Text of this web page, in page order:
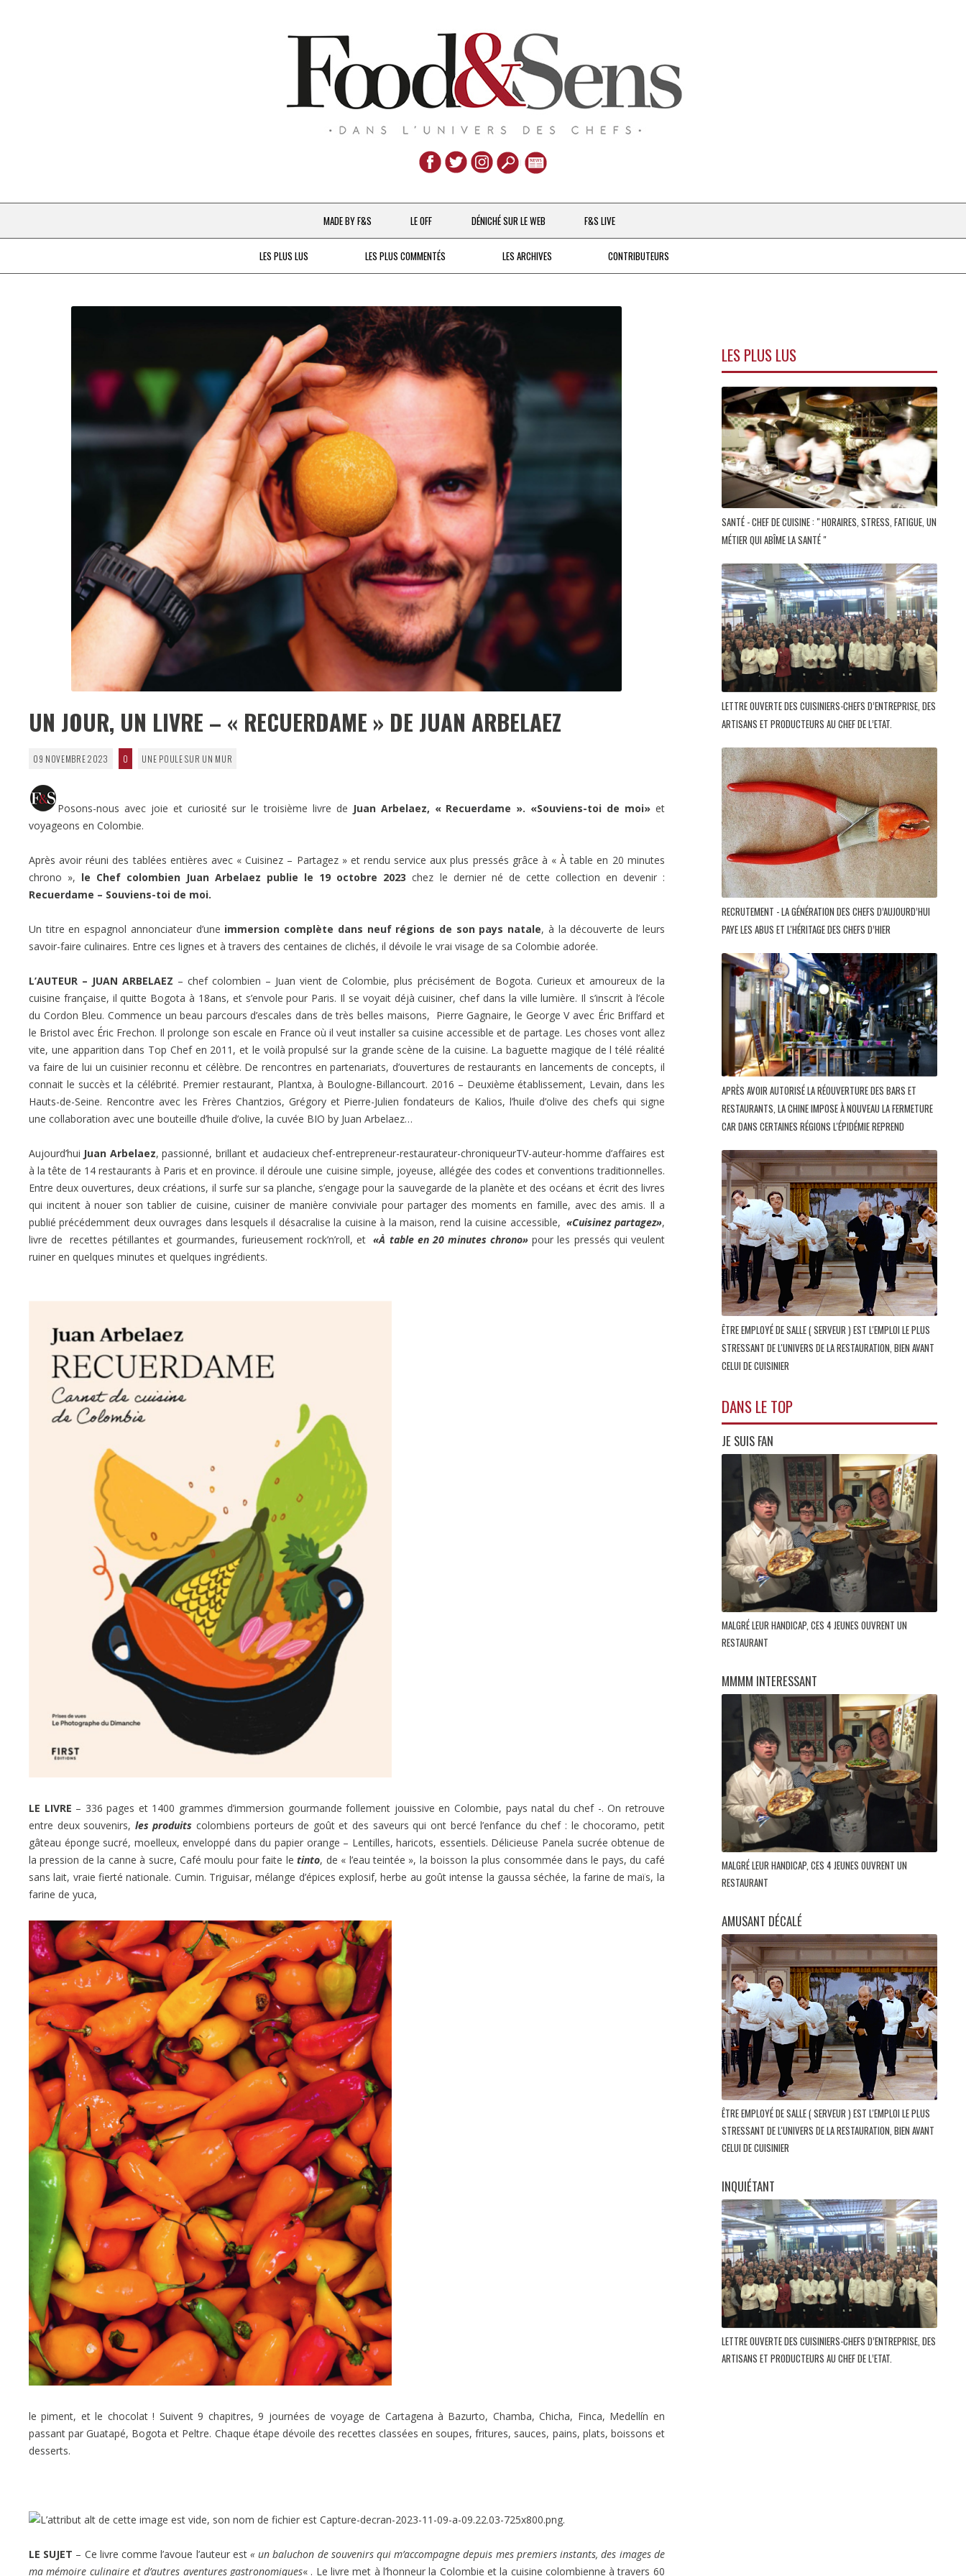
Aller
au
contenu
MADE BY F&S
CHEFS & ACTUALITÉS
À LA PETITE CUILLÈRE
DESTIN DE FEMME
V…DE VOYAGE
LE OFF DÉNICHÉ SUR LE WEB F&S LIVE
LES PLUS LUS LES PLUS COMMENTÉS LES ARCHIVES CONTRIBUTEURS
UN JOUR, UN LIVRE – « RECUERDAME » DE JUAN ARBELAEZ
09 NOVEMBRE 2023 0 UNE POULE SUR UN MUR
Posons-nous avec joie et curiosité sur le troisième livre de Juan Arbelaez, « Recuerdame ». «Souviens-toi de moi» et
voyageons en Colombie.
Après avoir réuni des tablées entières avec « Cuisinez – Partagez » et rendu service aux plus pressés grâce à « À table en 20 minutes
chrono », le Chef colombien Juan Arbelaez publie le 19 octobre 2023chez le dernier né de cette collection en devenir :
Recuerdame – Souviens-toi de moi.
Un titre en espagnol annonciateur d’une immersion complète dans neuf régions de son pays natale, à la découverte de leurs
savoir-faire culinaires. Entre ces lignes et à travers des centaines de clichés, il dévoile le vrai visage de sa Colombie adorée.
L’AUTEUR – JUAN ARBELAEZ – chef colombien – Juan vient de Colombie, plus précisément de Bogota. Curieux et amoureux de la
cuisine française, il quitte Bogota à 18ans, et s’envole pour Paris. Il se voyait déjà cuisiner, chef dans la ville lumière. Il s’inscrit à l’école
du Cordon Bleu. Commence un beau parcours d’escales dans de très belles maisons, Pierre Gagnaire, le George V avec Éric Briffard et
le Bristol avec Éric Frechon. Il prolonge son escale en France où il veut installer sacuisine accessible et de partage. Les choses vont allez
vite, une apparition dans Top Chef en 2011, et le voilà propulsé sur la grande scène de la cuisine. La baguette magique de l télé réalité
va faire de lui un cuisinier reconnu et célèbre. De rencontres en partenariats, d’ouvertures de restaurants en lancements de concepts, il
connait le succès et la célébrité. Premier restaurant, Plantxa, à Boulogne-Billancourt. 2016 – Deuxième établissement, Levain, dans les
Hauts-de-Seine. Rencontre avecles Frères Chantzios, Grégory et Pierre-Julien fondateurs de Kalios, l’huile d’olive des chefs qui signe
une collaboration avec une bouteille d’huile d’olive, la cuvée BIO by Juan Arbelaez…
Aujourd’hui Juan Arbelaez, passionné, brillant et audacieux chef-entrepreneur-restaurateur-chroniqueurTV-auteur-homme d’affaires est
à la tête de 14 restaurants à Paris et en province. il déroule une cuisine simple, joyeuse, allégée des codes et conventions traditionnelles.
Entre deux ouvertures, deux créations, il surfe sur sa planche, s’engage pour la sauvegarde de la planète et des océans et écrit des livres
qui incitent à nouer son tablier de cuisine, cuisiner de manière conviviale pour partager des moments en famille, avec des amis. Il a
publié précédemment deux ouvrages dans lesquels il désacralise la cuisine à la maison, rend la cuisine accessible, «Cuisinez partagez»,
livre de recettes pétillantes et gourmandes, furieusement rock’n’roll, et«À table en 20 minutes chrono» pour les pressés qui veulent
ruiner en quelques minutes et quelques ingrédients.
LE LIVRE – 336 pages et 1400 grammes d’immersion gourmande follement jouissive en Colombie, pays natal du chef -. On retrouve
entre deux souvenirs, les produits colombiens porteurs de goût et des saveurs qui ont bercé l’enfance du chef : le chocoramo, petit
gâteau éponge sucré, moelleux, enveloppé dans du papier orange – Lentilles, haricots, essentiels. Délicieuse Panela sucrée obtenue de
la pression de la canne à sucre, Café moulu pour faite le tinto, de « l’eau teintée », la boisson la plus consommée dans le pays, du café
sans lait, vraie fierté nationale. Cumin. Triguisar, mélange d’épices explosif, herbe au goût intense la gaussa séchée, la farine de maïs, la
farine de yuca,
le piment, et le chocolat ! Suivent 9 chapitres, 9 journées de voyage de Cartagena à Bazurto, Chamba, Chicha, Finca, Medellín en
passant par Guatapé, Bogota et Peltre. Chaque étape dévoile des recettes classées en soupes, fritures, sauces, pains, plats, boissons et
desserts.
LE SUJET – Ce livre comme l’avoue l’auteur est « un baluchon de souvenirs qui m’accompagne depuis mes premiers instants, des images de
ma mémoire culinaire et d’autres aventures gastronomiques« . Le livre met à l’honneur la Colombie et la cuisine colombienne à travers 60
LES PLUS LUS
SANTÉ - CHEF DE CUISINE : " HORAIRES, STRESS, FATIGUE, UN
MÉTIER QUI ABÎME LA SANTÉ "
LETTRE OUVERTE DES CUISINIERS-CHEFS D’ENTREPRISE, DES
ARTISANS ET PRODUCTEURS AU CHEF DE L’ETAT.
RECRUTEMENT - LA GÉNÉRATION DES CHEFS D’AUJOURD’HUI
PAYE LES ABUS ET L'HÉRITAGE DES CHEFS D’HIER
APRÈS AVOIR AUTORISÉ LA RÉOUVERTURE DES BARS ET
RESTAURANTS, LA CHINE IMPOSE À NOUVEAU LA FERMETURE
CAR DANS CERTAINES RÉGIONS L'ÉPIDÉMIE REPREND
ÊTRE EMPLOYÉ DE SALLE ( SERVEUR ) EST L'EMPLOI LE PLUS
STRESSANT DE L'UNIVERS DE LA RESTAURATION, BIEN AVANT
CELUI DE CUISINIER
DANS LE TOP
JE SUIS FAN
MALGRÉ LEUR HANDICAP, CES 4 JEUNES OUVRENT UN
RESTAURANT
MMMM INTERESSANT
MALGRÉ LEUR HANDICAP, CES 4 JEUNES OUVRENT UN
RESTAURANT
AMUSANT DÉCALÉ
ÊTRE EMPLOYÉ DE SALLE ( SERVEUR ) EST L'EMPLOI LE PLUS
STRESSANT DE L'UNIVERS DE LA RESTAURATION, BIEN AVANT
CELUI DE CUISINIER
INQUIÉTANT
LETTRE OUVERTE DES CUISINIERS-CHEFS D’ENTREPRISE, DES
ARTISANS ET PRODUCTEURS AU CHEF DE L’ETAT.